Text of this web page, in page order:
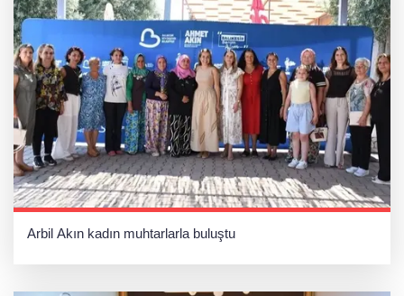
Arbil Akın kadın muhtarlarla buluştu